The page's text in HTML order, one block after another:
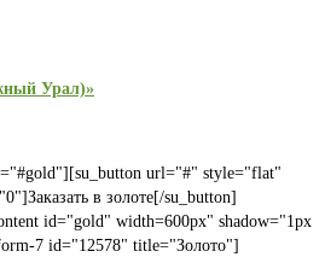
Урал)»
url="#" style="flat"
в золоте[/su_button]
id="gold" width=600px" shadow="1px
7 id="12578" title="Золото"]